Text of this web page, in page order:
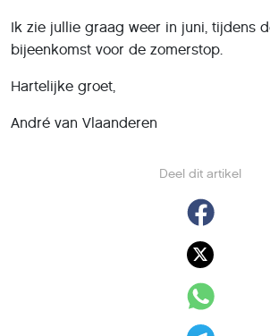
Deel dit artikel
Ik zie jullie graag weer in juni, tijdens
bijeenkomst voor de zomerstop.
Hartelijke groet,
André van Vlaanderen